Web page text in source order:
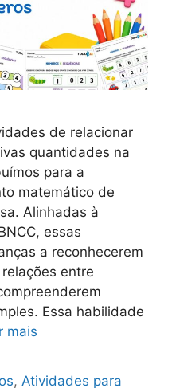
de relacionar
quantidades na
para a
matemático de
Alinhadas à
essas
a reconhecerem
entre
Essa habilidade
mais
, Atividades para